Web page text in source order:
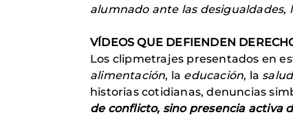
alumnado ante las desigualdades,
VÍDEOS QUE DEFIENDEN
Los clipmetrajes presentados en
alimentación, la educación, la salud
historias cotidianas, denuncias
de conflicto, sino presencia activa